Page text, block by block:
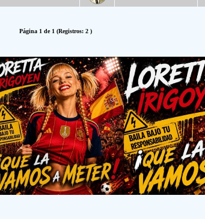
Página 1 de 1 (Registros: 2 )